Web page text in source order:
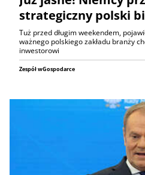
strategiczny polski
Tuż przed długim weekendem,
ważnego polskiego zakładu branży
inwestorowi
Zespół wGospodarce